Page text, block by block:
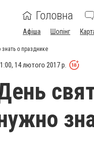
Головна
Афіша Шопінг
о празднике
14 лютого 2017 р.